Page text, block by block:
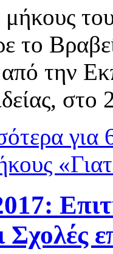
μήκους
το
την
στο
για